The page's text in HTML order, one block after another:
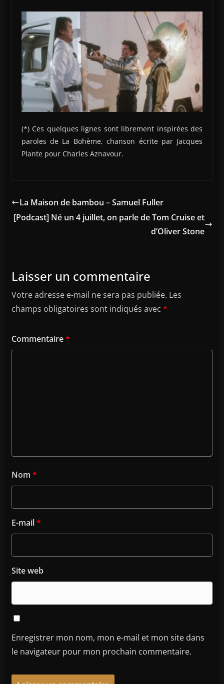
(*) Ces quelques lignes sont librement inspirées des
paroles de La Bohème, chanson écrite par Jacques
Plante pour Charles Aznavour.
La Maison de bambou – Samuel Fuller
[Podcast] Né un 4 juillet, on parle de Tom Cruise et
d’Oliver Stone
Laisser un commentaire
Votre adresse e-mail ne sera pas publiée. Les
champs obligatoires sont indiqués avec *
Commentaire*
Nom *
E-mail*
Site web
Enregistrer mon nom, mon e-mail et mon site dans
le navigateur pour mon prochain commentaire.